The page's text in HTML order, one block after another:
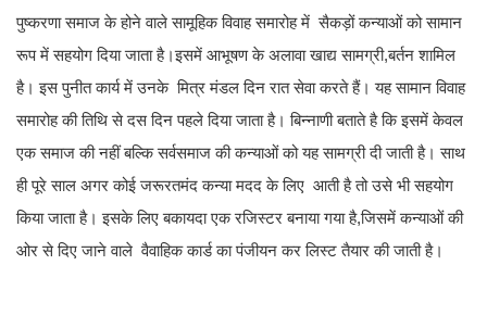
पुष्करणा समाज के होने वाले सामूहिक विवाह समारोह में सैकड़ों कन्याओं को सामान
रूप में सहयोग दिया जाता है।इसमें आभूषण के अलावा खाद्य सामग्री,बर्तन शामिल
है। इस पुनीत कार्य में उनके मित्र मंडल दिन रात सेवा करते हैं। यह सामान विवाह
समारोह की तिथि से दस दिन पहले दिया जाता है। बिन्नाणी बताते है कि इसमें केवल
एक समाज की नहीं बल्कि सर्वसमाज की कन्याओं को यह सामग्री दी जाती है। साथ
ही पूरे साल अगर कोई जरूरतमंद कन्या मदद के लिए आती है तो उसे भी सहयोग
किया जाता है। इसके लिए बकायदा एक रजिस्टर बनाया गया है,जिसमें कन्याओं की
ओर से दिए जाने वाले वैवाहिक कार्ड का पंजीयन कर लिस्ट तैयार की जाती है।